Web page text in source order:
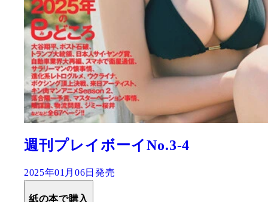
週刊プレイボーイNo.3-4
2025年01月06日発売
紙の本で購入